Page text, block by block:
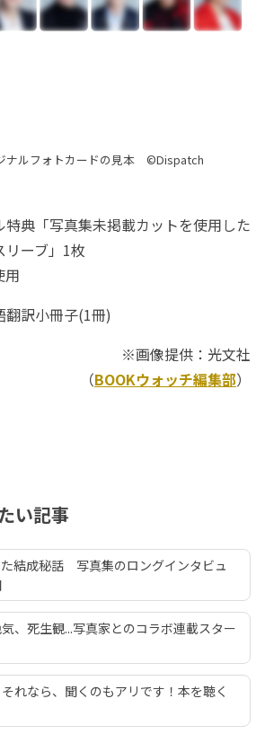
ナルフォトカードの見本 ©Dispatch
典「写真集未掲載カットを使用した
リーブ」1枚
用
訳小冊子(1冊)
※画像提供：光文社
（BOOKウォッチ編集部）
い記事
結成秘話 写真集のロングインタビュ
、死生観...写真家とのコラボ連載スター
れなら、聞くのもアリです！本を聴く